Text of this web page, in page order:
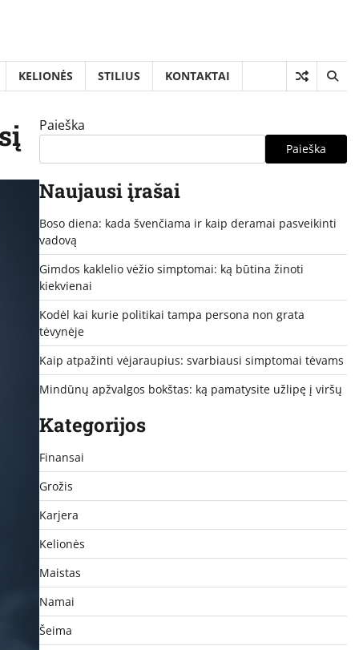
KELIONĖS STILIUS KONTAKTAI
Paieška
Paieška
Naujausi įrašai
Boso diena: kada švenčiama ir kaip deramai pasveikinti
vadovą
Gimdos kaklelio vėžio simptomai: ką būtina žinoti
kiekvienai
Kodėl kai kurie politikai tampa persona non grata
tėvynėje
Kaip atpažinti vėjaraupius: svarbiausi simptomai tėvams
Mindūnų apžvalgos bokštas: ką pamatysite užlipę į viršų
Kategorijos
Finansai
Grožis
Karjera
Kelionės
Maistas
Namai
Šeima